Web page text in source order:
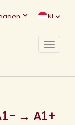
NL
Toggle
→ A1+